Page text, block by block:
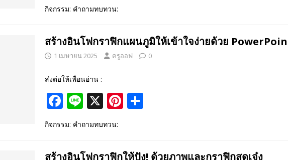
e
b
o
o
k
e
e
st
e
กิจกรรม: คำถามทบทวน:
สร้างอินโฟกราฟิกแผนภูมิให้เข้าใจง่ายด้วย
1 เมษายน 2025 ครูออฟ 0
ส่งต่อให้เพื่อนอ่าน :
F
ac
e
b
Li
e
X Pi
e e
กิจกรรม: คำถามทบทวน:
สร้างอินโฟกราฟิกให้ปัง! ด้วยภาพและกราฟิกสุดเจ๋ง